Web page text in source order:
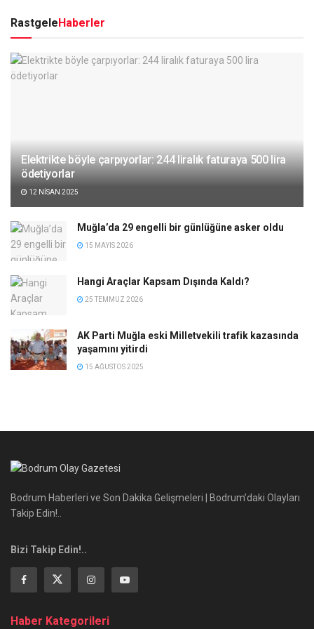
RastgeleHaberler
Elektrikte böyle çarpıyorlar: 244 liralık faturaya 500 lira
ödetiyorlar
12 NISAN 2025
Muğla’da 29 engelli bir günlüğüne asker oldu
15 MAYIS 2026
Hangi Araçlar Kapsam Dışında Kaldı?
25 TEMMUZ 2026
AK Parti Muğla eski Milletvekili trafik kazasında
yaşamını yitirdi
15 AĞUSTOS 2025
Bodrum Haberleri ve Son Dakika Gelişmeleri | Bodrum’daki Olayları
Takip Edin!..
Bizi Takip Edin!..
Haber Kategorileri